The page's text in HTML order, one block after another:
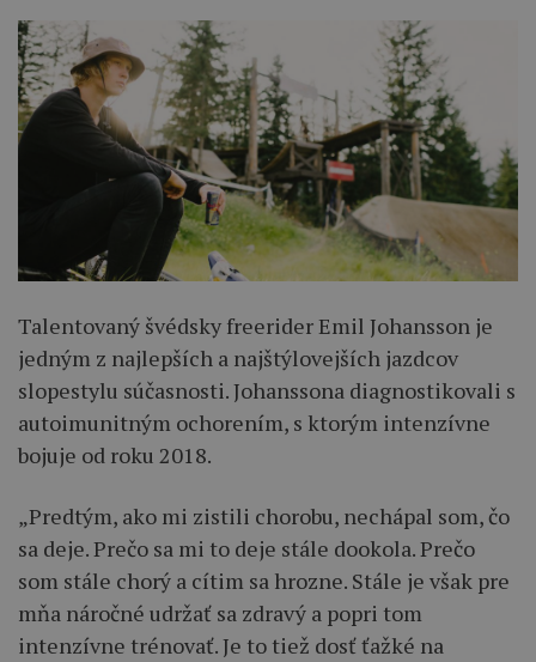
Talentovaný švédsky freerider Emil Johansson je
jedným z najlepších a najštýlovejších jazdcov
slopestylu súčasnosti. Johanssona diagnostikovali s
autoimunitným ochorením, s ktorým intenzívne
bojuje od roku 2018.
„Predtým, ako mi zistili chorobu, nechápal som, čo
sa deje. Prečo sa mi to deje stále dookola. Prečo
som stále chorý a cítim sa hrozne. Stále je však pre
mňa náročné udržať sa zdravý a popri tom
intenzívne trénovať. Je to tiež dosť ťažké na